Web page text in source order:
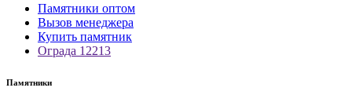
Памятники оптом
Вызов менеджера
Купить памятник
Ограда 12213
Памятники